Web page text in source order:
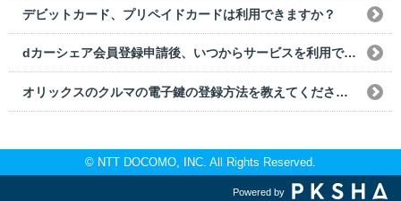
デビットカード、プリペイドカードは利用できますか？
dカーシェア会員登録申請後、いつからサービスを利用できますか？
オリックスのクルマの電子鍵の登録方法を教えてください。
© NTT DOCOMO, INC. All Rights Reserved.
Powered by